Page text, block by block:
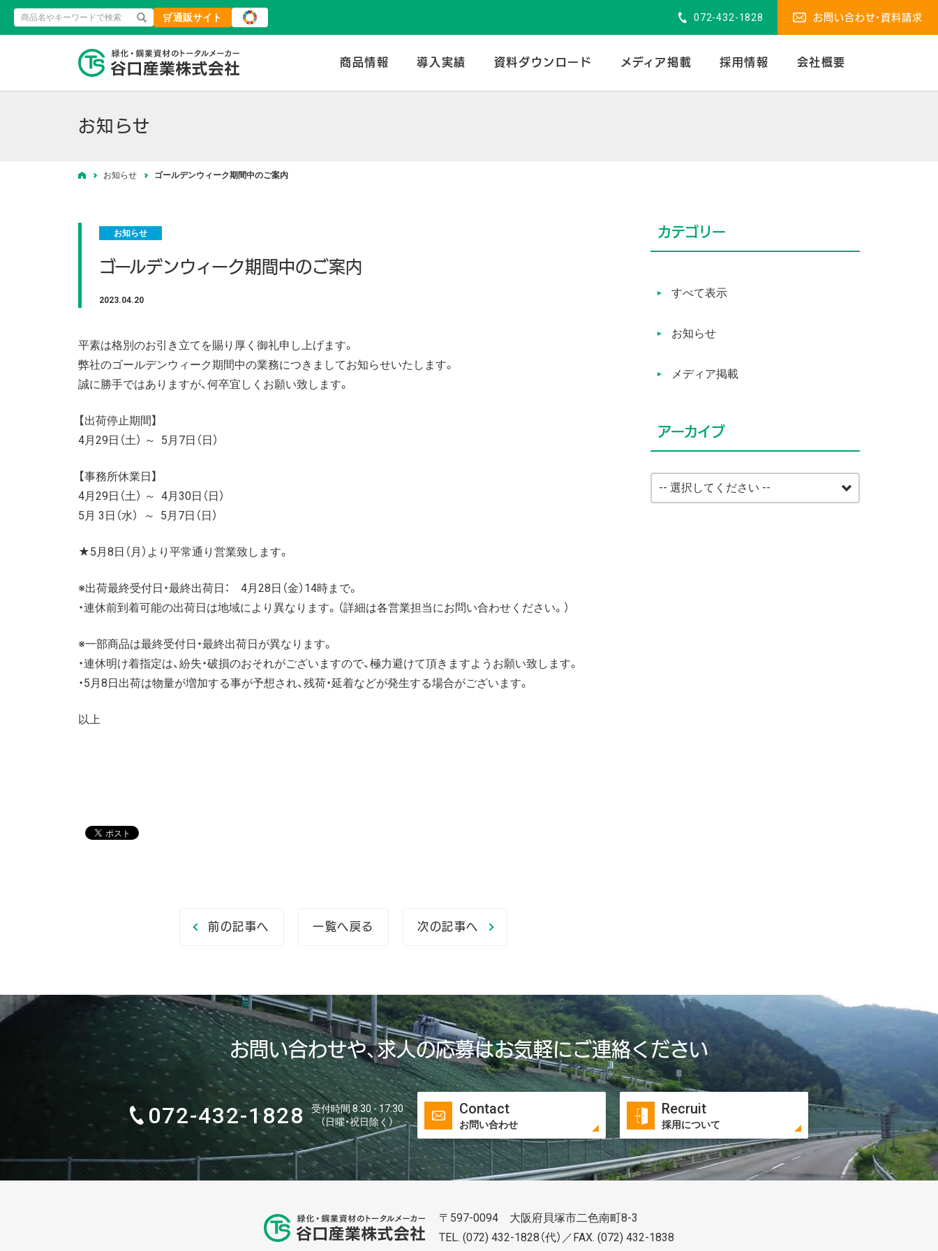
検索 通販サイト 072-432-1828 お問い合わせ・資料請求
緑化・鋼業資材のトータルメーカー | 谷口産業株式会社
商品情報 導入実績 資料ダウンロード メディア掲載 採用情報 会社概要
お知らせ
ホームお知らせ ゴールデンウィーク期間中のご案内
お知らせ
ゴールデンウィーク期間中のご案内
2023.04.20
平素は格別のお引き立てを賜り厚く御礼申し上げます。
弊社のゴールデンウィーク期間中の業務につきましてお知らせいたします。
誠に勝手ではありますが、何卒宜しくお願い致します。
【出荷停止期間】
4月29日（土） ～ 5月7日（日）
【事務所休業日】
4月29日（土） ～ 4月30日（日）
5月 3日（水） ～ 5月7日（日）
★5月8日（月）より平常通り営業致します。
※出荷最終受付日・最終出荷日： 4月28日（金）14時まで。
・連休前到着可能の出荷日は地域により異なります。（詳細は各営業担当にお問い合わせください。）
※一部商品は最終受付日・最終出荷日が異なります。
・連休明け着指定は、紛失・破損のおそれがございますので、極力避けて頂きますようお願い致します。
・5月8日出荷は物量が増加する事が予想され、残荷・延着などが発生する場合がございます。
以上
前の記事へ 一覧へ戻る 次の記事へ
カテゴリー
すべて表示
お知らせ
メディア掲載
アーカイブ
お問い合わせや、求人の応募はお気軽にご連絡ください
072-432-1828
受付時間 8:30 - 17:30
（日曜・祝日除く）
Contact
お問い合わせ
Recruit
採用について
谷口株式株式会社会社
〒597-0094 大阪府貝塚市二色南町8-3
TEL. (072) 432-1828 （代）／FAX. (072) 432-1838